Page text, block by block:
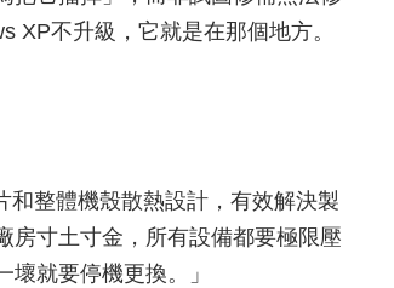
XP不升級，它就是在那個地方。
整體機殼散熱設計，有效解決製
房寸土寸金，所有設備都要極限壓
就要停機更換。」